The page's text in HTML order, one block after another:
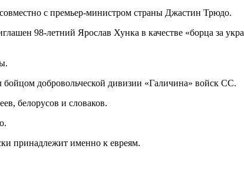
с премьер-министром страны Джастин Трюдо.
98-летний Ярослав Хунка в качестве «борца за
добровольческой дивизии «Галичина» войск СС.
белорусов и словаков.
принадлежит именно к евреям.